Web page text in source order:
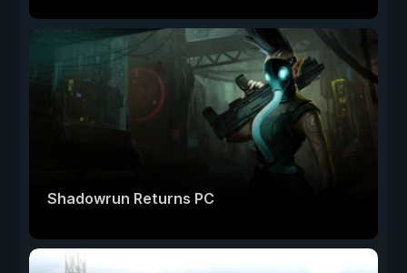
Shadowrun Returns PC